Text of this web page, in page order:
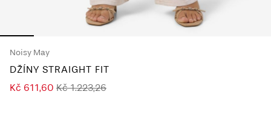
Noisy May
DŽÍNY STRAIGHT FIT
Kč 611,60 Kč 1.223,26